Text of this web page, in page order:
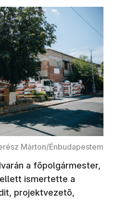
Márton/Énbudapestem
a főpolgármester,
ismertette a
projektvezető,